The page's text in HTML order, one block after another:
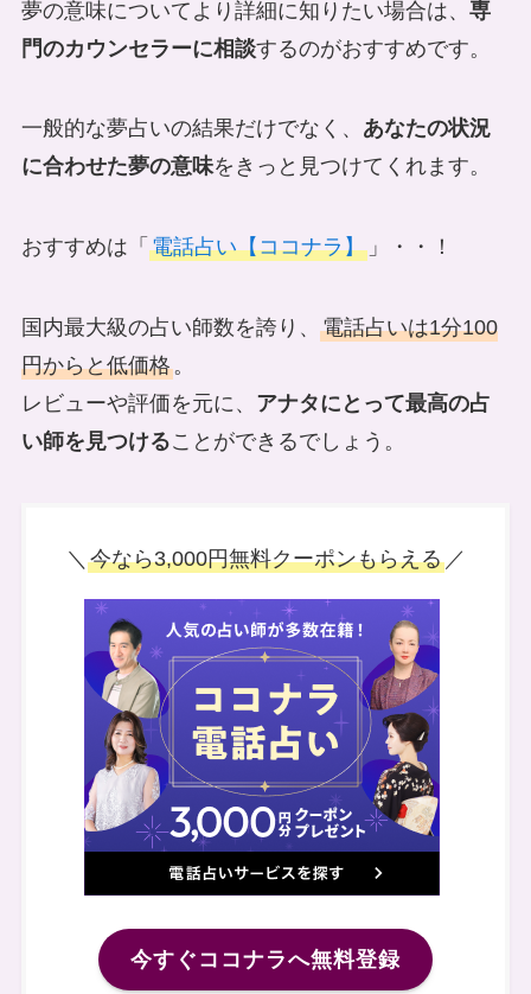
夢の意味についてより詳細に知りたい場合は、 専
門のカウンセラーに相談するのがおすすめです。
一般的な夢占いの結果だけでなく、 あなたの状況
に合わせた夢の意味をきっと見つけてくれます。
おすすめは「 電話占い【ココナラ】」・・！
国内最大級の占い師数を誇り、 電話占いは1分100
円からと低価格。
レビューや評価を元に、 アナタにとって最高の占
い師を見つけることができるでしょう。
＼ 今なら3,000円無料クーポンもらえる／
今すぐココナラへ無料登録